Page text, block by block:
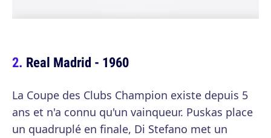
Real Madrid - 1960
La Coupe des Clubs Champion existe depuis 5
ans et n'a connu qu'un vainqueur. Puskas place
un quadruplé en finale, Di Stefano met un